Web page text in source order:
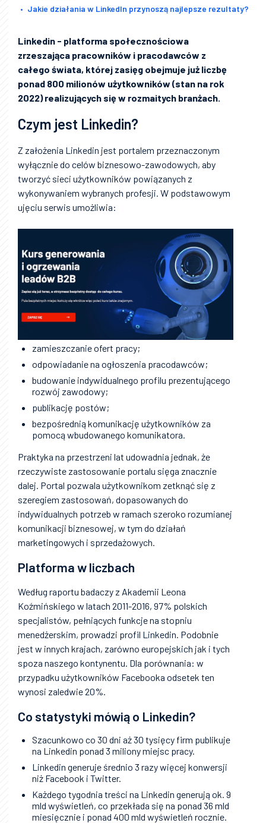
Jakie działania w LinkedIn przynoszą najlepsze rezultaty?
Linkedin - platforma społecznościowa
zrzeszająca pracowników i pracodawców z
całego świata, której zasięg obejmuje już liczbę
ponad 800 milionów użytkowników (stan na rok
2022) realizujących się w rozmaitych branżach.
Czym jest Linkedin?
Z założenia Linkedin jest portalem przeznaczonym
wyłącznie do celów biznesowo-zawodowych, aby
tworzyć sieci użytkowników powiązanych z
wykonywaniem wybranych profesji. W podstawowym
ujęciu serwis umożliwia:
zamieszczanie ofert pracy;
odpowiadanie na ogłoszenia pracodawców;
budowanie indywidualnego profilu prezentującego
rozwój zawodowy;
publikację postów;
bezpośrednią komunikację użytkowników za
pomocą wbudowanego komunikatora.
Praktyka na przestrzeni lat udowadnia jednak, że
rzeczywiste zastosowanie portalu sięga znacznie
dalej. Portal pozwala użytkownikom zetknąć się z
szeregiem zastosowań, dopasowanych do
indywidualnych potrzeb w ramach szeroko rozumianej
komunikacji biznesowej, w tym do działań
marketingowych i sprzedażowych.
Platforma w liczbach
Według raportu badaczy z Akademii Leona
Koźmińskiego w latach 2011-2016, 97% polskich
specjalistów, pełniących funkcje na stopniu
menedżerskim, prowadzi profil Linkedin. Podobnie
jest w innych krajach, zarówno europejskich jak i tych
spoza naszego kontynentu. Dla porównania: w
przypadku użytkowników Facebooka odsetek ten
wynosi zaledwie 20%.
Co statystyki mówią o Linkedin?
Szacunkowo co 30 dni aż 30 tysięcy firm publikuje
na Linkedin ponad 3 miliony miejsc pracy.
Linkedin generuje średnio 3 razy więcej konwersji
niż Facebook i Twitter.
Każdego tygodnia treści na Linkedin generują ok. 9
mld wyświetleń, co przekłada się na ponad 36 mld
miesięcznie i ponad 400 mld wyświetleń rocznie.